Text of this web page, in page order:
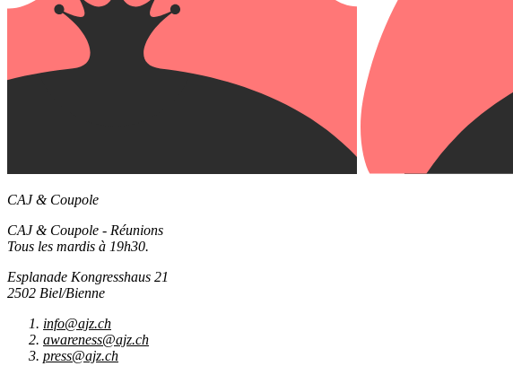
CAJ & Coupole
CAJ & Coupole - Réunions
Tous les mardis à 19h30.
Esplanade Kongresshaus 21
2502 Biel/Bienne
info@ajz.ch
awareness@ajz.ch
press@ajz.ch